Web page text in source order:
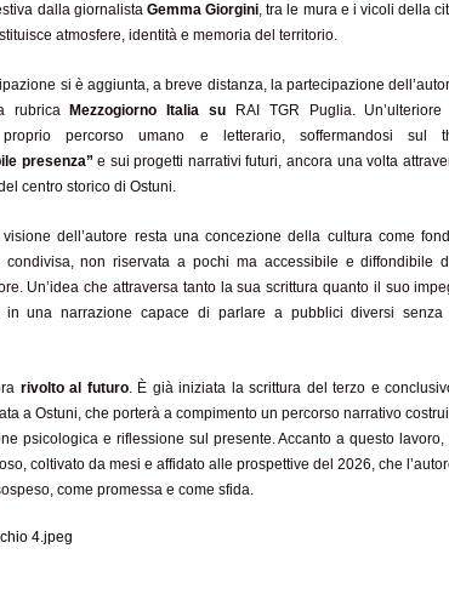
dalla giornalista Gemma Giorgini, tra le mura e i vicoli della
atmosfere, identità e memoria del territorio.
si è aggiunta, a breve distanza, la partecipazione
rubrica
Mezzogiorno Italia su RAI TGR Puglia.
percorso umano e letterario, soffermandosi sul
presenza”e sui progetti narrativi futuri, ancora una volta
centro storico di Ostuni.
dell’autore resta una concezione della cultura come
condivisa, non riservata a pochi ma accessibile e diffondibile
Un’idea che attraversa tanto la sua scrittura quanto il suo
in una narrazione capace di parlare a pubblici diversi senza
rivolto al futuro. È già iniziata la scrittura del terzo e
a Ostuni, che porterà a compimento un percorso narrativo
psicologica e riflessione sul presente. Accanto a questo lavoro,
coltivato da mesi e affidato alle prospettive del 2026, che
come promessa e come sfida.